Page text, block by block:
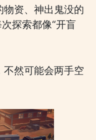
资、神出鬼没的
探索都像“开盲
然可能会两手空